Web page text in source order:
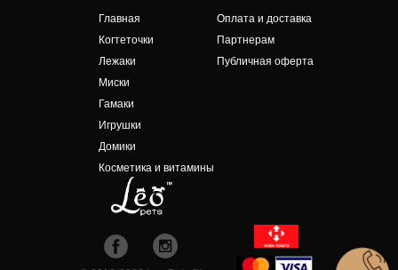
Главная
Когтеточки
Лежаки
Миски
Оплата и доставка
Партнерам
Публичная оферта
Гамаки
Игрушки
Домики
Косметика и витамины